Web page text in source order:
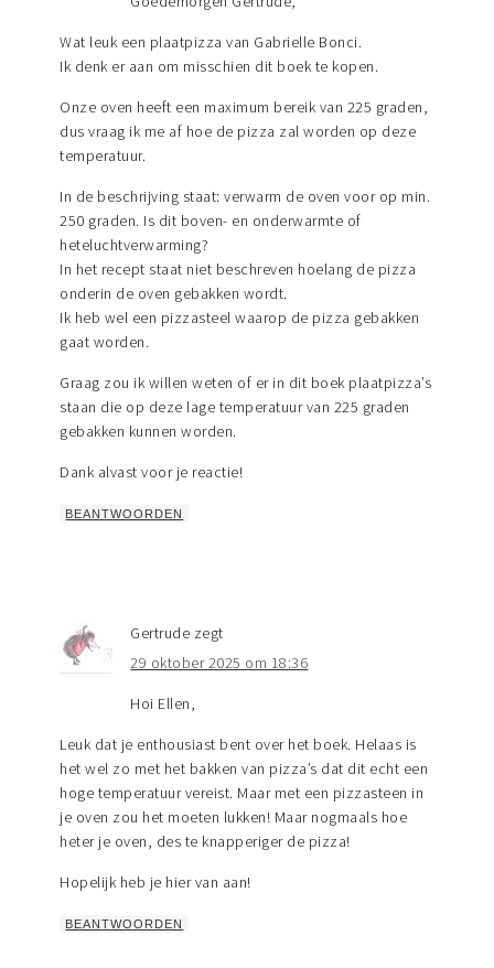
Wat leuk een plaatpizza van Gabrielle Bonci.
Ik denk er aan om misschien dit boek te kopen.
Onze oven heeft een maximum bereik van 225 graden,
dus vraag ik me af hoe de pizza zal worden op deze
temperatuur.
In de beschrijving staat: verwarm de oven voor op min.
250 graden. Is dit boven- en onderwarmte of
heteluchtverwarming?
In het recept staat niet beschreven hoelang de pizza
onderin de oven gebakken wordt.
Ik heb wel een pizzasteel waarop de pizza gebakken
gaat worden.
Graag zou ik willen weten of er in dit boek plaatpizza’s
staan die op deze lage temperatuur van 225 graden
gebakken kunnen worden.
Dank alvast voor je reactie!
BEANTWOORDEN
Gertrude zegt
29 oktober 2025 om 18:36
Hoi Ellen,
Leuk dat je enthousiast bent over het boek. Helaas is
het wel zo met het bakken van pizza’s dat dit echt een
hoge temperatuur vereist. Maar met een pizzasteen in
je oven zou het moeten lukken! Maar nogmaals hoe
heter je oven, des te knapperiger de pizza!
Hopelijk heb je hier van aan!
BEANTWOORDEN